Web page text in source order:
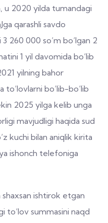
u 2020 yilda tumandagi
qarashli savdo
260 000 so‘m bo‘lgan 2
1 yil davomida bo‘lib
yilning bahor
to‘lovlarni bo‘lib-bo‘lib
2025 yilga kelib unga
mavjudligi haqida sud
kuchi bilan aniqlik kirita
ishonch telefoniga
ishtirok etgan
to‘lov summasini naqd